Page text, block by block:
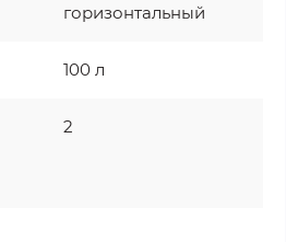
горизонтальный
100 л
2